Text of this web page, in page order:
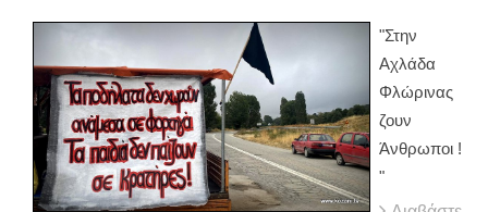
"Στην
Αχλάδα
Φλώρινας
ζουν
Άνθρωποι !
"